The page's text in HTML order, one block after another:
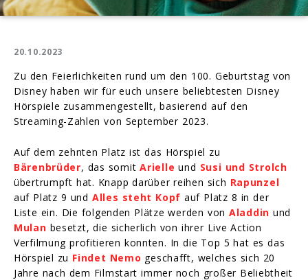
20.10.2023
Zu den Feierlichkeiten rund um den 100. Geburtstag von
Disney haben wir für euch unsere beliebtesten Disney
Hörspiele zusammengestellt, basierend auf den
Streaming-Zahlen von September 2023.
Auf dem zehnten Platz ist das Hörspiel zu
Bärenbrüder, das somitArielle und Susi und Strolch
übertrumpft hat. Knapp darüber reihen sich Rapunzel
auf Platz 9 und Alles steht Kopf auf Platz 8 in der
Liste ein. Die folgenden Plätze werden vonAladdin und
Mulan besetzt, die sicherlich von ihrer Live Action
Verfilmung profitieren konnten. In die Top 5 hat es das
Hörspiel zu Findet Nemo geschafft, welches sich 20
Jahre nach dem Filmstart immer noch großer Beliebtheit